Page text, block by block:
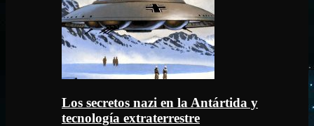
Los secretos nazi en la Antártida y
tecnología extraterrestre